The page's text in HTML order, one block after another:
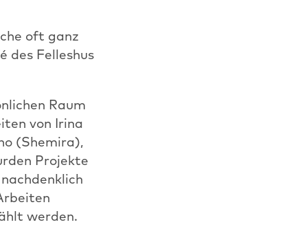
oft ganz
des Felleshus
Raum
von Irina
(Shemira),
Projekte
werden.